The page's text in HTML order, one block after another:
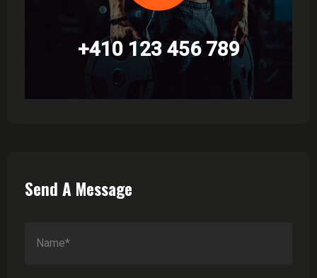
+410 123 456 789
Send A Message